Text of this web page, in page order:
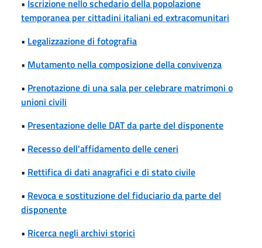
• Iscrizione nello schedario della popolazione
temporanea per cittadini italiani ed extracomunitari
• Legalizzazione di fotografia
• Mutamento nella composizione della convivenza
• Prenotazione di una sala per celebrare matrimoni o
unioni civili
• Presentazione delle DAT da parte del disponente
• Recesso dell'affidamento delle ceneri
• Rettifica di dati anagrafici e di stato civile
• Revoca e sostituzione del fiduciario da parte del
disponente
• Ricerca negli archivi storici